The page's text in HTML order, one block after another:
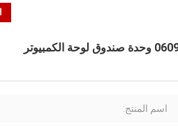
اسم المنتج: